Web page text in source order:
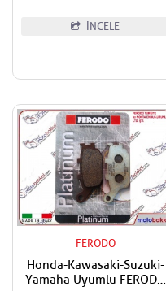
İNCELE
FERODO
Honda-Kawasaki-Suzuki-
Yamaha Uyumlu FERODO